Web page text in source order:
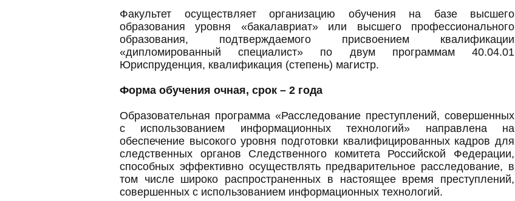
Факультет осуществляет организацию обучения на базе высшего
образования уровня «бакалавриат» или высшего профессионального
образования, подтверждаемого присвоением квалификации
«дипломированный специалист» по двум программам 40.04.01
Юриспруденция, квалификация (степень) магистр.
Форма обучения очная, срок – 2 года
Образовательная программа «Расследование преступлений, совершенных
с использованием информационных технологий» направлена на
обеспечение высокого уровня подготовки квалифицированных кадров для
следственных органов Следственного комитета Российской Федерации,
способных эффективно осуществлять предварительное расследование, в
том числе широко распространенных в настоящее время преступлений,
совершенных с использованием информационных технологий.